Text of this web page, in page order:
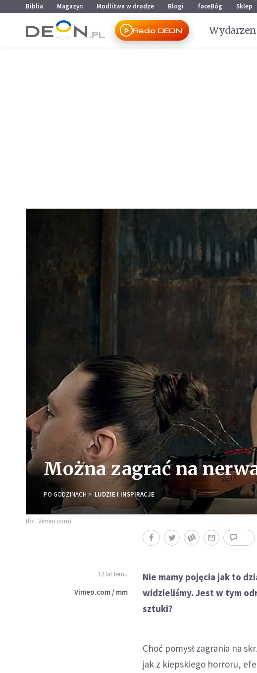
Przejdź do menu głównego
Przejdź do treści
Biblia Magazyn Modlitwa w drodze Blogi faceBóg Sklep
Radio DEON
Można zagrać na
PO GODZINACH LUDZIE I INSPIRACJE
(fot. Vimeo.com)
12 lat temu
Vimeo.com / mm
Nie mamy pojęcia jak to
widzieliśmy. Jest w tym
sztuki?
Choć pomysł zagrania na
jak z kiepskiego horroru,